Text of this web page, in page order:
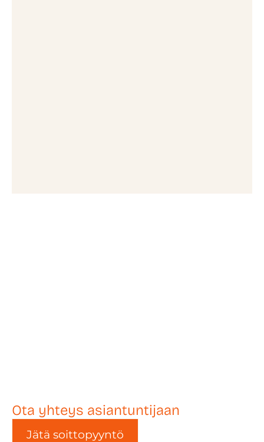
Ota yhteys asiantuntijaan
Jätä soittopyyntö